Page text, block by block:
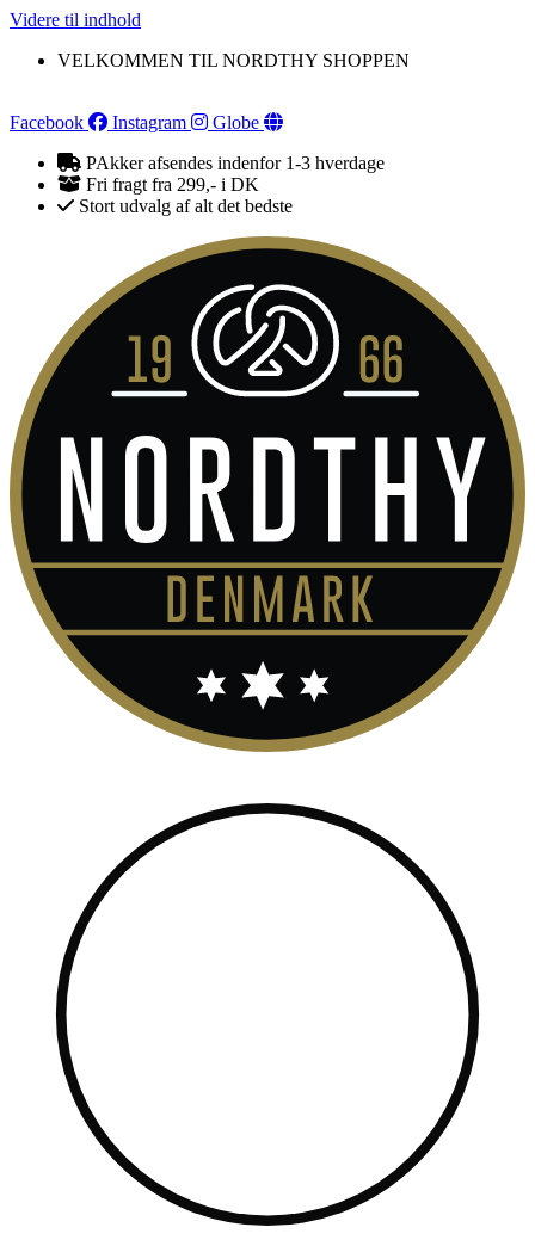
Videre til indhold
VELKOMMEN TIL NORDTHY SHOPPEN
Facebook Instagram
Globe
PAkker afsendes indenfor 1-3 hverdage
Fri fragt fra 299,- i DK
Stort udvalg af alt det bedste